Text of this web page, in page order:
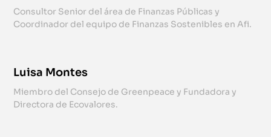
Consultor Senior del área de Finanzas Públicas y
Coordinador del equipo de Finanzas Sostenibles en Afi.
Luisa Montes
Miembro del Consejo de Greenpeace y Fundadora y
Directora de Ecovalores.